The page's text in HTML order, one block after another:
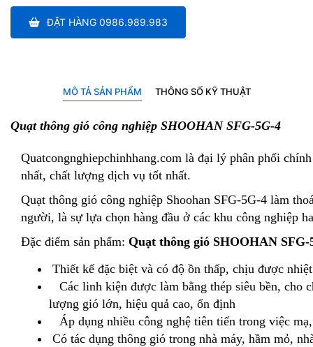
ĐẶT HÀNG 0986.989.983
MÔ TẢ SẢN PHẨM THÔNG SỐ KỸ THUẬT
Quạt thông gió công nghiệp SHOOHAN SFG-5G-4
Quatcongnghiepchinhhang.com là đại lý phân phối
nhất, chất lượng dịch vụ tốt nhất.
Quạt thông gió công nghiệp Shoohan SFG-5G-4 làm
người, là sự lựa chọn hàng đầu ở các khu công nghiệp
Đặc điểm sản phẩm: Quạt thông gió SHOOHAN SFG-
Thiết kế đặc biệt và có độ ồn thấp, chịu được
Các linh kiện được làm bằng thép siêu bền,
lượng gió lớn, hiệu quả cao, ổn định
Áp dụng nhiều công nghệ tiên tiến trong việc
Có tác dụng thông gió trong nhà máy, hầm mỏ,